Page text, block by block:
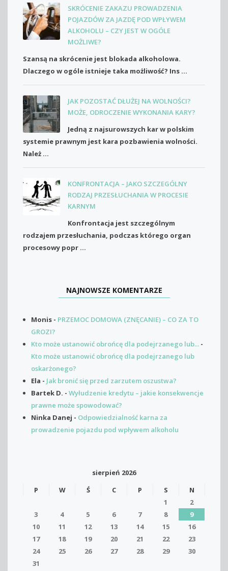
SKRÓCENIE ZAKAZU PROWADZENIA
POJAZDÓW ZA JAZDĘ POD WPŁYWEM
ALKOHOLU – CZY JEST W OGÓLE
MOŻLIWE?
Szansą na skrócenie jest blokada alkoholowa.
Dlaczego w ogóle istnieje taka możliwość? Ins ...
JAK POZOSTAĆ DŁUŻEJ NA WOLNOŚCI?
MOŻE, ODROCZENIE WYKONANIA KARY?
Jedną z najsurowszych kar w polskim
systemie prawnym jest kara pozbawienia wolności.
Należ ...
KONFRONTACJA – JAKO SZCZEGÓLNY
RODZAJ PRZESŁUCHANIA W PROCESIE
KARNYM
Konfrontacja jest szczególnym
rodzajem przesłuchania, podczas którego organ
procesowy popr ...
NAJNOWSZE KOMENTARZE
Monis - PRZEMOC DOMOWA (ZNĘCANIE) – CO ZA TO
GROZI?
Kto może ustanowić obrońcę dla podejrzanego lub... -
Kto może ustanowić obrońcę dla podejrzanego lub
oskarżonego?
Ela - Jak bronić się przed zarzutem oszustwa?
Bartek D. - Wyłudzenie kredytu – jakie konsekwencje
prawne może spowodować?
Ninka Danej - Odpowiedzialność karna za
prowadzenie pojazdu pod wpływem alkoholu
sierpień 2026
P
W Ś C P S
N
1
2
3
4 5 6 7 8
9
10
11 12 13 14 15
16
17
18 19 20 21 22
23
24
25 26 27 28 29
30
31